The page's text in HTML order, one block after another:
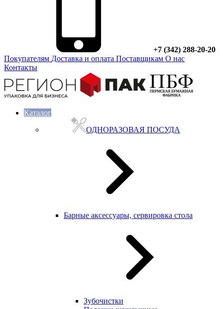
+7 (342) 288-20-20
Покупателям Доставка и оплата Поставщикам О нас
Контакты
Каталог
ОДНОРАЗОВАЯ ПОСУДА
Барные аксессуары, сервировка стола
Зубочистки